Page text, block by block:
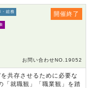
開催終了
・総務
お問い合わせNO.19052
共存させるために必要な
「就職観」「職業観」を踏